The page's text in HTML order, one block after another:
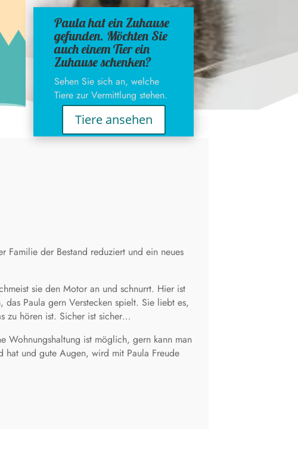
Paula hat ein Zuhause
gefunden. Möchten Sie
auch einem Tier ein
Zuhause schenken?
Sehen Sie sich an, welche
Tiere zur Vermittlung stehen.
Tiere ansehen
der Bestand reduziert und ein neues
sie den Motor an und schnurrt. Hier ist
Paula gern Verstecken spielt. Sie liebt es,
zu hören ist. Sicher ist sicher…
Wohnungshaltung ist möglich, gern kann man
hat und gute Augen, wird mit Paula Freude